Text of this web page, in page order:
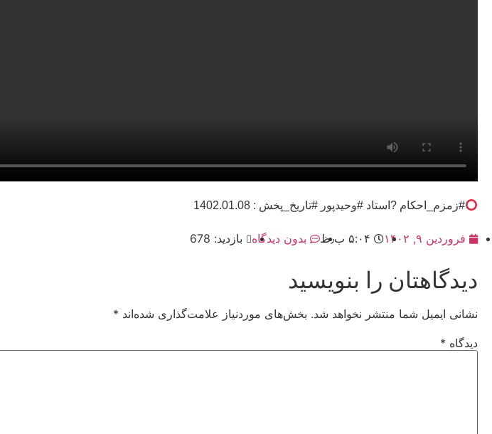
#زمزم_احکام ?استاد #وحیدپور #تاریخ_پخش : 1402.01.08
فروردین ۹, ۱۴۰۲ ۵:۰۴ ب٫ظ بدون دیدگاه بازدید: 678
دیدگاهتان را بنویسید
نشانی ایمیل شما منتشر نخواهد شد. بخش‌های موردنیاز علامت‌گذاری شده‌اند *
دیدگاه *